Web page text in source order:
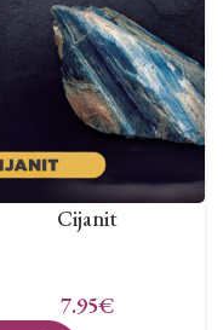
Cijanit
7.95€